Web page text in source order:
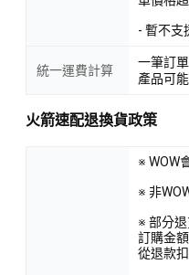
- 暫不支
統一運費計算
一筆訂
產品可
火箭速配退換貨政策
※ WOW
※ 非
※ 部分
訂購金
從退款